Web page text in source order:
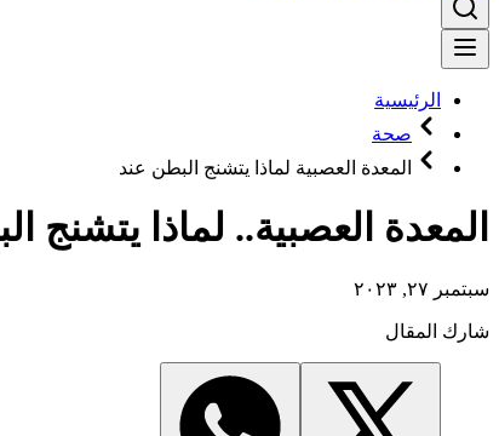
الرئيسية
صحة
المعدة العصبية لماذا يتشنج البطن عند
المعدة العصبية.. لماذا يتشنج
سبتمبر ٢٧, ٢٠٢٣
شارك المقال